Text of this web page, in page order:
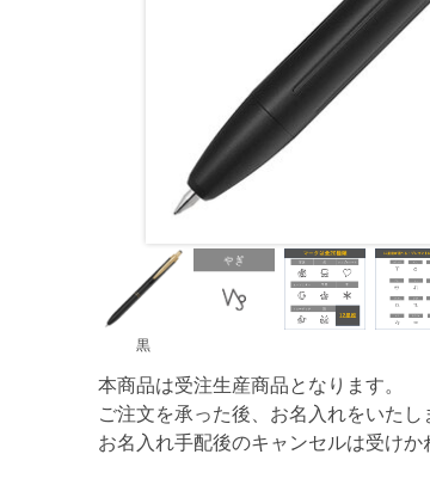
黒
本商品は受注生産商品となります。
ご注文を承った後、お名入れをいた
お名入れ手配後のキャンセルは受けか